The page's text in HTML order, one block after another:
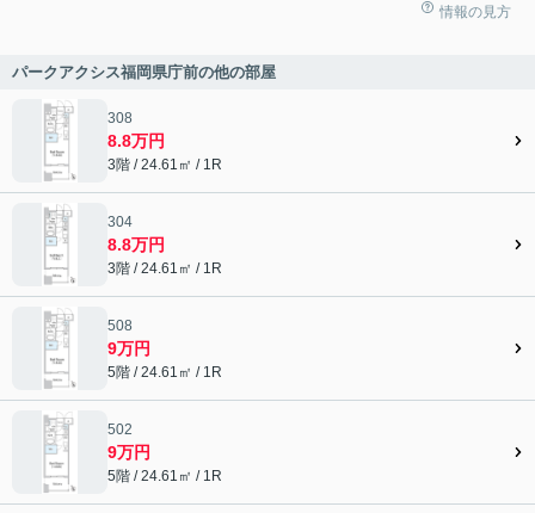
情報の見方
パークアクシス福岡県庁前の他の部屋
308
8.8万円
3階 / 24.61㎡ / 1R
304
8.8万円
3階 / 24.61㎡ / 1R
508
9万円
5階 / 24.61㎡ / 1R
502
9万円
5階 / 24.61㎡ / 1R